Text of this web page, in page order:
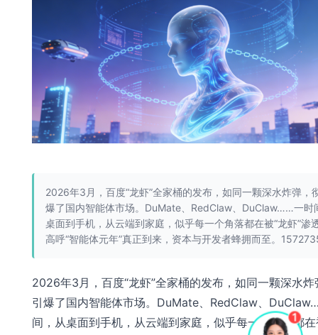
2026年3月，百度“龙虾”全家桶的发布，如同一颗深水炸弹，
爆了国内智能体市场。DuMate、RedClaw、DuClaw……一时
桌面到手机，从云端到家庭，似乎每一个角落都在被“龙虾”渗
高呼“智能体元年”真正到来，资本与开发者蜂拥而至。
2026年3月，百度“龙虾”全家桶的发布，如同一颗深水炸
引爆了国内智能体市场。DuMate、RedClaw、
间，从桌面到手机，从云端到家庭，似乎每一个角落都在